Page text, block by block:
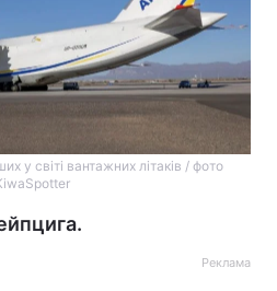
у світі вантажних літаків / фото
Реклама